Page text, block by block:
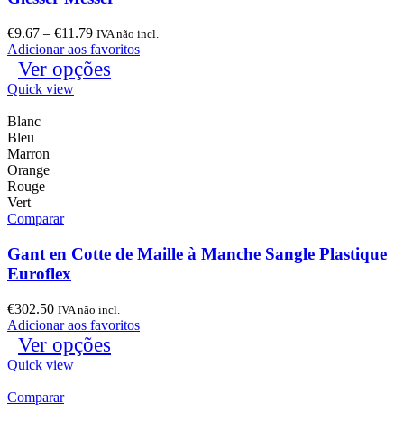
€9.67 – €11.79 IVA não incl.
Adicionar aos favoritos
Ver opções
Quick view
Blanc
Bleu
Marron
Orange
Rouge
Vert
Comparar
Gant en Cotte de Maille à Manche Sangle Plastique
Euroflex
€302.50 IVA não incl.
Adicionar aos favoritos
Ver opções
Quick view
Comparar